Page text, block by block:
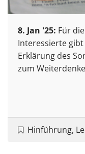
8. Jan '25: Für
Interessierte
Erklärung des
zum
Hinführung,